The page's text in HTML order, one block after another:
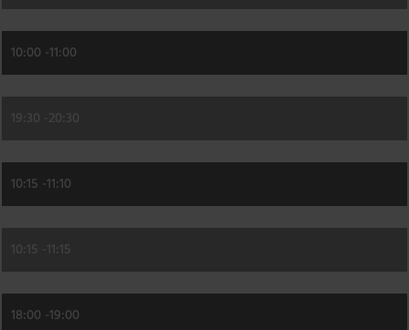
10:00 -11:00
19:30 - 20:30
10:15 -11:10
10:15 - 11:15
18:00 -19:00